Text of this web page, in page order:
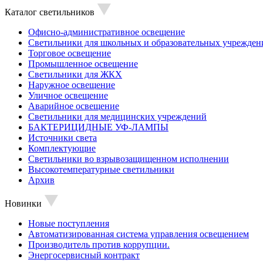
Каталог светильников
Офисно-административное освещение
Светильники для школьных и образовательных
Торговое освещение
Промышленное освещение
Светильники для ЖКХ
Наружное освещение
Уличное освещение
Аварийное освещение
Светильники для медицинских учреждений
БАКТЕРИЦИДНЫЕ УФ-ЛАМПЫ
Источники света
Комплектующие
Светильники во взрывозащищенном исполнении
Высокотемпературные светильники
Архив
Новинки
Новые поступления
Автоматизированная система управления освещением
Производитель против коррупции.
Энергосервисный контракт